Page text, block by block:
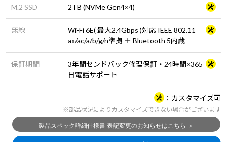
M.2 SSD 2TB (NVMe Gen4×4)
無線
Wi-Fi 6E( 最大2.4Gbps )対応 IEEE 802.11
ax/ac/a/b/g/n準拠 ＋ Bluetooth 5内蔵
保証期間
3年間センドバック修理保証・24時間×365
日電話サポート
カスタマイズ可
※部品状況によりカスタマイズできない場合がございます